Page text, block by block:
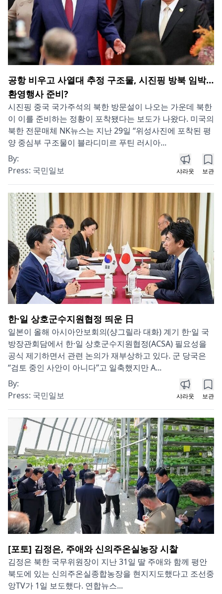
공항 비우고 사열대 추정 구조물, 시진핑 방북 임박…
환영행사 준비?
시진핑 중국 국가주석의 북한 방문설이 나오는 가운데 북한
이 이를 준비하는 정황이 포착됐다는 보도가 나왔다. 미국의
북한 전문매체 NK뉴스는 지난 29일 “위성사진에 포착된 평
양 중심부 구조물이 블라디미르 푸틴 러시아...
By:
Press: 국민일보 샤라웃 보관
한·일 상호군수지원협정 띄운 日
일본이 올해 아시아안보회의(샹그릴라 대화) 계기 한·일 국
방장관회담에서 한·일 상호군수지원협정(ACSA) 필요성을
공식 제기하면서 관련 논의가 재부상하고 있다. 군 당국은
“검토 중인 사안이 아니다”고 일축했지만 A...
By:
Press: 국민일보 샤라웃 보관
[포토] 김정은, 주애와 신의주온실농장 시찰
김정은 북한 국무위원장이 지난 31일 딸 주애와 함께 평안
북도에 있는 신의주온실종합농장을 현지지도했다고 조선중
앙TV가 1일 보도했다. 연합뉴스...